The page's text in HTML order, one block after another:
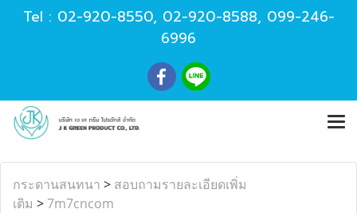
Tel : 02-920-8550, 02-920-8588, 099-246-
6996
กระดานสนทนา > สอบถามรายละเอียดเพิ่ม
เติม >7m7cncom